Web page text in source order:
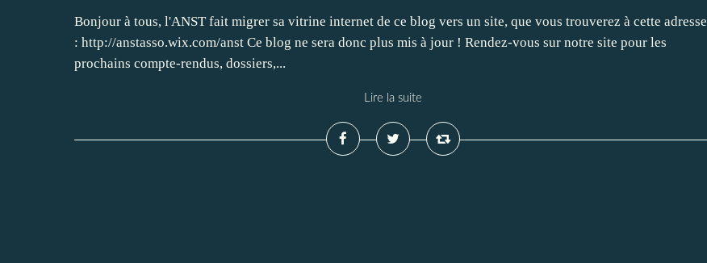
Bonjour à tous, l'ANST fait migrer sa vitrine internet de ce blog vers un site, que vous trouverez à cette adresse
: http://anstasso.wix.com/anst Ce blog ne sera donc plus mis à jour ! Rendez-vous sur notre site pour les
prochains compte-rendus, dossiers,...
Lire la suite